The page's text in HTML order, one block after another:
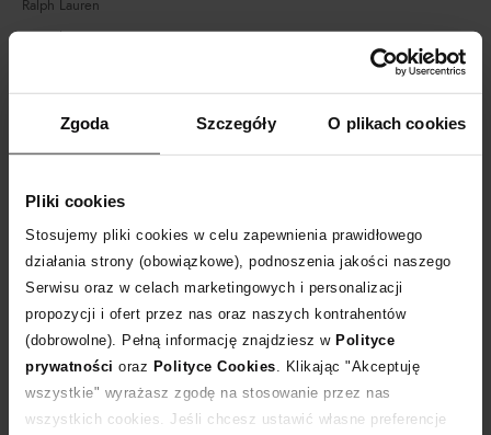
Zgoda Szczegóły O plikach cookies
Pliki cookies
Stosujemy pliki cookies w celu zapewnienia prawidłowego
działania strony (obowiązkowe), podnoszenia jakości naszego
Serwisu oraz w celach marketingowych i personalizacji
propozycji i ofert przez nas oraz naszych kontrahentów
(dobrowolne). Pełną informację znajdziesz w Polityce
prywatności oraz Polityce Cookies . Klikając "Akceptuję
wszystkie" wyrażasz zgodę na stosowanie przez nas
wszystkich cookies. Jeśli chcesz ustawić własne preferencje
Ralph Lauren
Raquel Diniz
Rene Caovilla
Retrofete
Richmond & Finch
Risenomada NEW
Roa Apparel NEW
Rochas
Rococo Sand
Roland Mouret
Rolex NEW
Rose Et Marius